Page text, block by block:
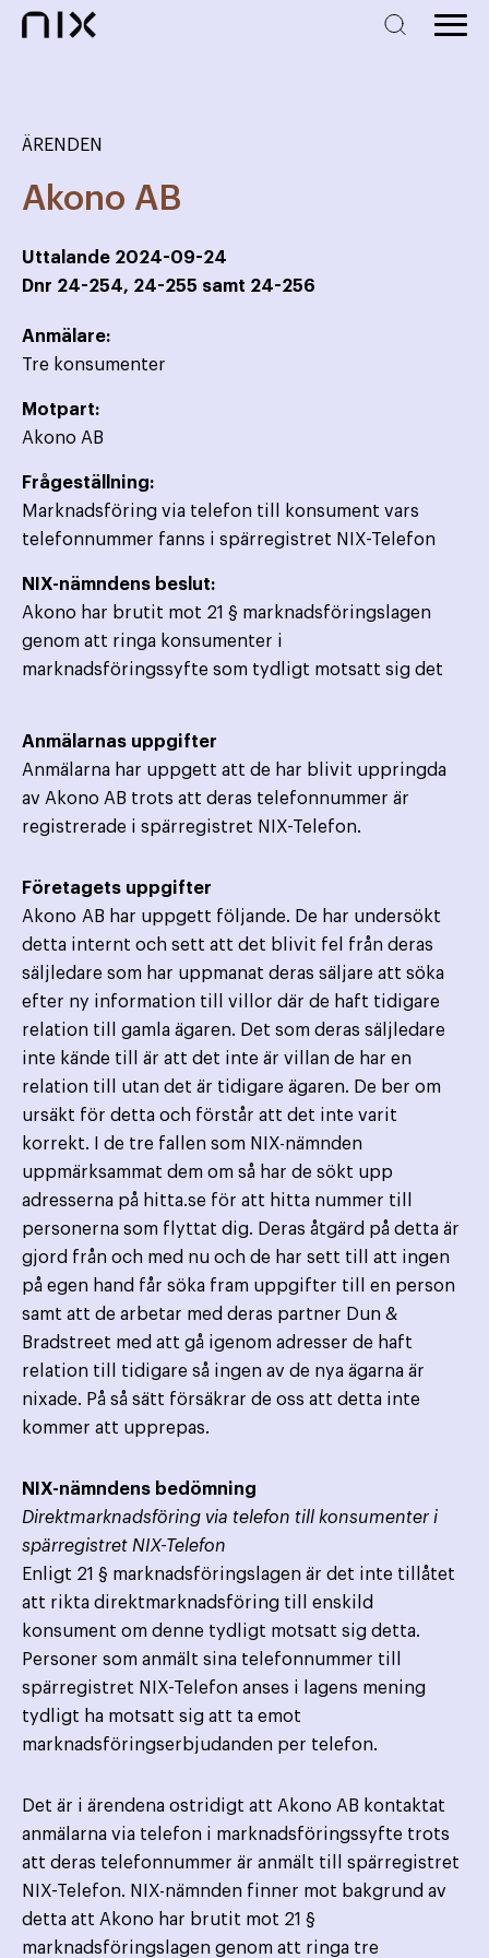
ÄRENDEN
Akono AB
Uttalande 2024-09-24
Dnr 24-254, 24-255 samt 24-256
Anmälare:
Tre konsumenter
Motpart:
Akono AB
Frågeställning:
Marknadsföring via telefon till konsument vars
telefonnummer fanns i spärregistret NIX-Telefon
NIX-nämndens beslut:
Akono har brutit mot 21 § marknadsföringslagen
genom att ringa konsumenter i
marknadsföringssyfte som tydligt motsatt sig det
Anmälarnas uppgifter
Anmälarna har uppgett att de har blivit uppringda
av Akono AB trots att deras telefonnummer är
registrerade i spärregistret NIX-Telefon.
Företagets uppgifter
Akono AB har uppgett följande. De har undersökt
detta internt och sett att det blivit fel från deras
säljledare som har uppmanat deras säljare att söka
efter ny information till villor där de haft tidigare
relation till gamla ägaren. Det som deras säljledare
inte kände till är att det inte är villan de har en
relation till utan det är tidigare ägaren. De ber om
ursäkt för detta och förstår att det inte varit
korrekt. I de tre fallen som NIX-nämnden
uppmärksammat dem om så har de sökt upp
adresserna på hitta.se för att hitta nummer till
personerna som flyttat dig. Deras åtgärd på detta är
gjord från och med nu och de har sett till att ingen
på egen hand får söka fram uppgifter till en person
samt att de arbetar med deras partner Dun &
Bradstreet med att gå igenom adresser de haft
relation till tidigare så ingen av de nya ägarna är
nixade. På så sätt försäkrar de oss att detta inte
kommer att upprepas.
NIX-nämndens bedömning
Direktmarknadsföring via telefon till konsumenter i
spärregistret NIX-Telefon
Enligt 21 § marknadsföringslagen är det inte tillåtet
att rikta direktmarknadsföring till enskild
konsument om denne tydligt motsatt sig detta.
Personer som anmält sina telefonnummer till
spärregistret NIX-Telefon anses i lagens mening
tydligt ha motsatt sig att ta emot
marknadsföringserbjudanden per telefon.
Det är i ärendena ostridigt att Akono AB kontaktat
anmälarna via telefon i marknadsföringssyfte trots
att deras telefonnummer är anmält till spärregistret
NIX-Telefon. NIX-nämnden finner mot bakgrund av
detta att Akono har brutit mot 21 §
marknadsföringslagen genom att ringa tre